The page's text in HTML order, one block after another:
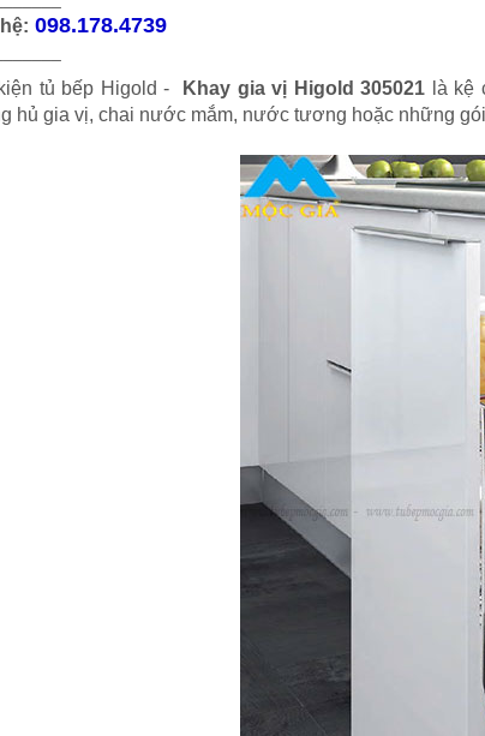
098.178.4739
tủ bếp Higold - Khay gia vị Higold 305021 là kệ
hủ gia vị, chai nước mắm, nước tương hoặc những